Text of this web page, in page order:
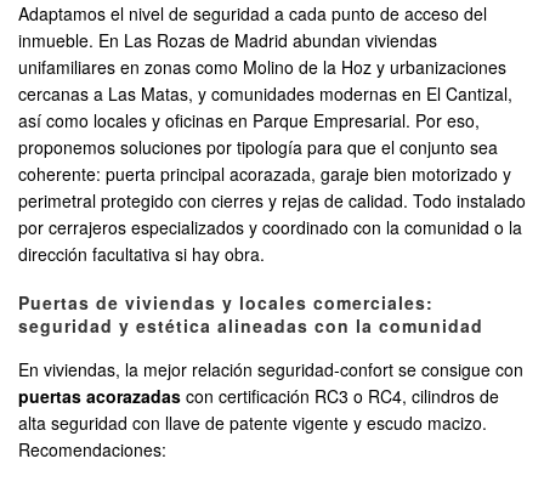
Adaptamos el nivel de seguridad a cada punto de acceso del
inmueble. En Las Rozas de Madrid abundan viviendas
unifamiliares en zonas como Molino de la Hoz y urbanizaciones
cercanas a Las Matas, y comunidades modernas en El Cantizal,
así como locales y oficinas en Parque Empresarial. Por eso,
proponemos soluciones por tipología para que el conjunto sea
coherente: puerta principal acorazada, garaje bien motorizado y
perimetral protegido con cierres y rejas de calidad. Todo instalado
por cerrajeros especializados y coordinado con la comunidad o la
dirección facultativa si hay obra.
Puertas de viviendas y locales comerciales:
seguridad y estética alineadas con la comunidad
En viviendas, la mejor relación seguridad‑confort se consigue con
puertas acorazadas con certificación RC3 o RC4, cilindros de
alta seguridad con llave de patente vigente y escudo macizo.
Recomendaciones: